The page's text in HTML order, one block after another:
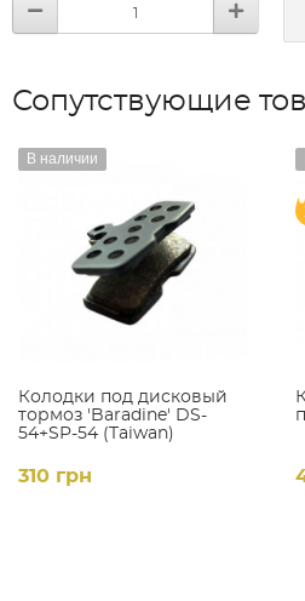
Сопутствующие
Колодки под дисковый
тормоз 'Baradine' DS-
54+SP-54 (Taiwan)
В наличии
310 грн